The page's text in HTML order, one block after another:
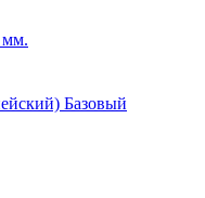
мм.
Базовый